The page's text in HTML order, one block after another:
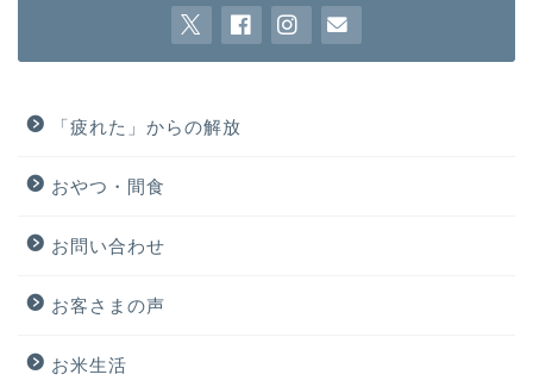
「疲れた」からの解放
おやつ・間食
お問い合わせ
お客さまの声
お米生活